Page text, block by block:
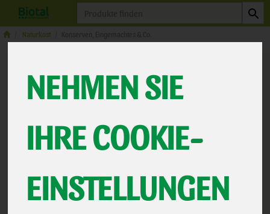
NEHMEN SIE
IHRE COOKIE-
EINSTELLUNGEN
Naturkost